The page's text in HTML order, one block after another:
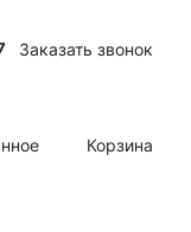
Заказать звонок
Корзина